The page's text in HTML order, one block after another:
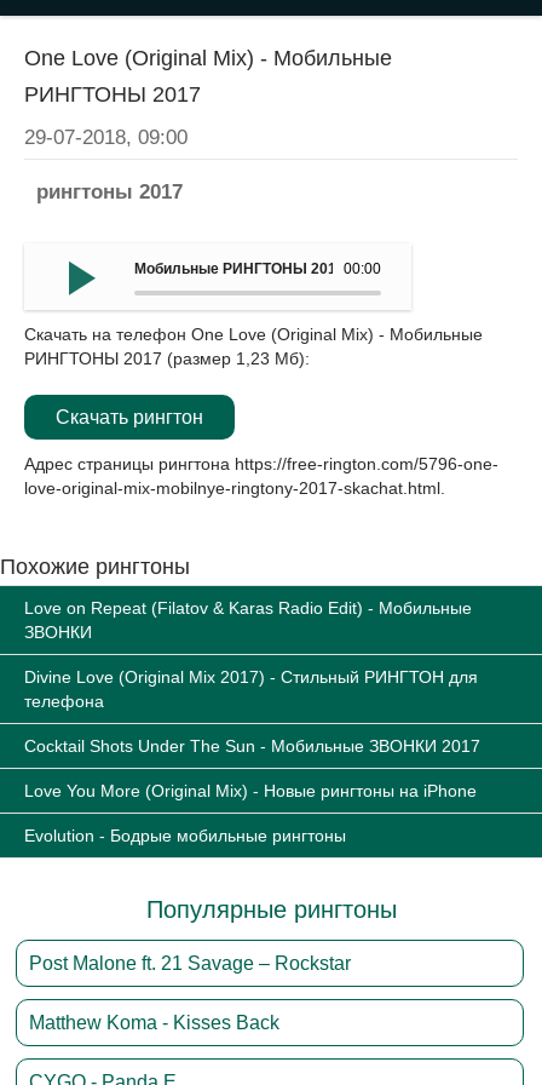
One Love (Original Mix) - Мобильные
РИНГТОНЫ 2017
29-07-2018, 09:00
рингтоны 2017
00:00
Мобильные РИНГТОНЫ 2017 - One Love (Original Mix)
Скачать на телефон One Love (Original Mix) - Мобильные
РИНГТОНЫ 2017 (размер 1,23 Мб):
Скачать рингтон
Адрес страницы рингтона https://free-rington.com/5796-one-
love-original-mix-mobilnye-ringtony-2017-skachat.html
Похожие рингтоны
Love on Repeat (Filatov & Karas Radio Edit) - Мобильные
ЗВОНКИ
Divine Love (Original Mix 2017) - Стильный РИНГТОН для
телефона
Cocktail Shots Under The Sun - Мобильные ЗВОНКИ 2017
Love You More (Original Mix) - Новые рингтоны на iPhone
Evolution - Бодрые мобильные рингтоны
Популярные рингтоны
Post Malone ft. 21 Savage – Rockstar
Matthew Koma - Kisses Back